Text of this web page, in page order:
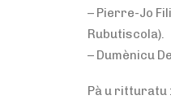
– Pierre-Jo
Rubutiscola).
– Dumènicu
Pà u ritturatu :